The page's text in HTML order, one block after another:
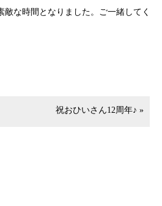
な時間となりました。ご一緒してく
祝おひいさん12周年♪ »